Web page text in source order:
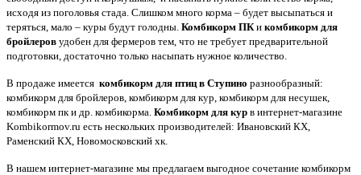
исходя из поголовья стада. Слишком много корма – будет высыпаться и
теряться, мало – куры будут голодны. Комбикорм ПК и комбикорм для
бройлеров удобен для фермеров тем, что не требует предварительной
подготовки, достаточно только насыпать нужное количество.
В продаже имеется комбикорм для птиц в Ступино разнообразный:
комбикорм для бройлеров, комбикорм для кур, комбикорм для несушек,
комбикорм пк и др. комбикорма. Комбикорм для кур в интернет-магазине
Kombikormov.ru есть нескольких производителей: Ивановский КХ,
Раменский КХ, Новомосковский хк.
В нашем интернет-магазине мы предлагаем выгодное сочетание комбикорм